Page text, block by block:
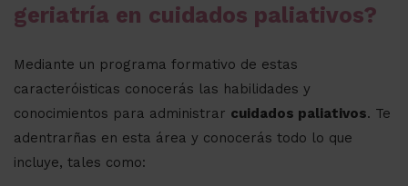
geriatría en cuidados paliativos?
Mediante un programa formativo de estas
caracteróisticas conocerás las habilidades y
conocimientos para administrar cuidados paliativos. Te
adentrarñas en esta área y conocerás todo lo que
incluye, tales como: